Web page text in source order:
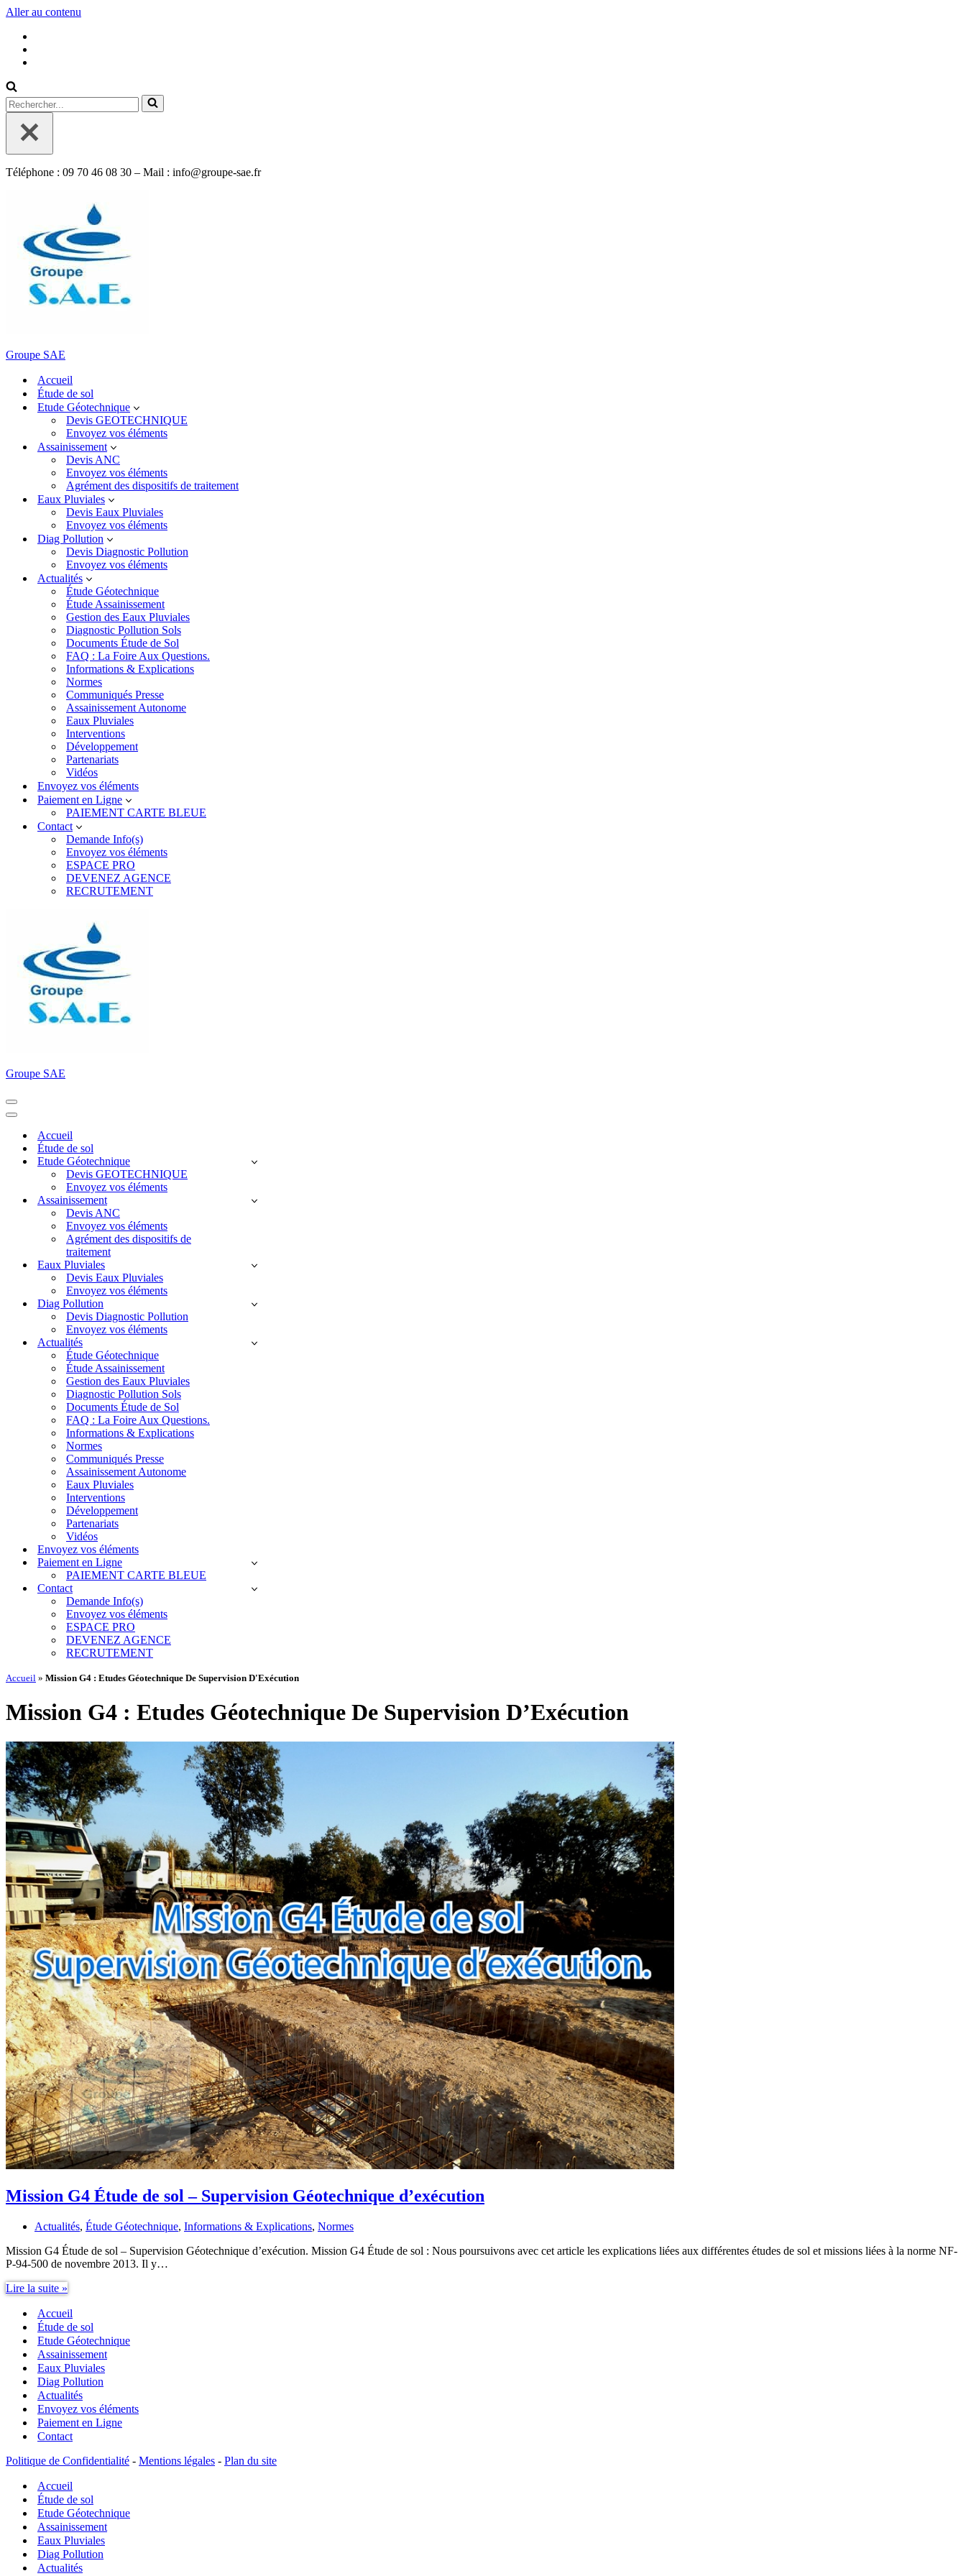
Aller au contenu
Rechercher...
Téléphone : 09 70 46 08 30 – Mail : info@groupe-sae.fr
Groupe SAE
Accueil
Étude de sol
Etude Géotechnique
Devis GEOTECHNIQUE
Envoyez vos éléments
Assainissement
Devis ANC
Envoyez vos éléments
Agrément des dispositifs de traitement
Eaux Pluviales
Devis Eaux Pluviales
Envoyez vos éléments
Diag Pollution
Devis Diagnostic Pollution
Envoyez vos éléments
Actualités
Étude Géotechnique
Étude Assainissement
Gestion des Eaux Pluviales
Diagnostic Pollution Sols
Documents Étude de Sol
FAQ : La Foire Aux Questions.
Informations & Explications
Normes
Communiqués Presse
Assainissement Autonome
Eaux Pluviales
Interventions
Développement
Partenariats
Vidéos
Envoyez vos éléments
Paiement en Ligne
PAIEMENT CARTE BLEUE
Contact
Demande Info(s)
Envoyez vos éléments
ESPACE PRO
DEVENEZ AGENCE
RECRUTEMENT
Groupe SAE
Menu
de
Menu
navigationAccueil
Étude de sol
Etude Géotechnique
Devis GEOTECHNIQUE
Envoyez vos éléments
Assainissement
Devis ANC
Envoyez vos éléments
Agrément des dispositifs de
traitement
Eaux Pluviales
Devis Eaux Pluviales
Envoyez vos éléments
Diag Pollution
Devis Diagnostic Pollution
Envoyez vos éléments
Actualités
Étude Géotechnique
Étude Assainissement
Gestion des Eaux Pluviales
Diagnostic Pollution Sols
Documents Étude de Sol
FAQ : La Foire Aux Questions.
Informations & Explications
Normes
Communiqués Presse
Assainissement Autonome
Eaux Pluviales
Interventions
Développement
Partenariats
Vidéos
Envoyez vos éléments
Paiement en Ligne
PAIEMENT CARTE BLEUE
Contact
Demande Info(s)
Envoyez vos éléments
ESPACE PRO
DEVENEZ AGENCE
RECRUTEMENT
Accueil » Mission G4 : Etudes Géotechnique De Supervision D'Exécution
Mission G4 : Etudes Géotechnique De Supervision D’Exécution
Mission G4 Étude de sol – Supervision Géotechnique d’exécution
Actualités, Étude Géotechnique, Informations & Explications, Normes
Mission G4 Étude de sol – Supervision Géotechnique d’exécution. Mission G4 Étude de sol : Nous poursuivons avec cet article les explications liées aux différentes études de sol et missions liées à la norme NF-
P-94-500 de novembre 2013. Il y…
Lire la suite »
Étude
de
sol
–
Supervision
Géotechnique
d’exécution
Accueil
Étude de sol
Etude Géotechnique
Assainissement
Eaux Pluviales
Diag Pollution
Actualités
Envoyez vos éléments
Paiement en Ligne
Contact
Politique de Confidentialité - Mentions légales - Plan du site
Accueil
Étude de sol
Etude Géotechnique
Assainissement
Eaux Pluviales
Diag Pollution
Actualités